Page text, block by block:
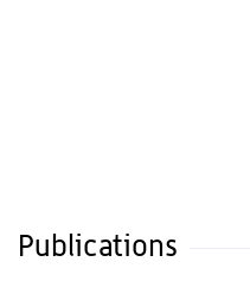
Publications